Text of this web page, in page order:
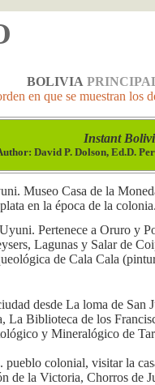
BOLIVIA
en que se muestran los
Instant
David P. Dolson, Ed.D.
Museo Casa de la
en la época de la
Pertenece a Oruro y
Lagunas y Salar de
de Cala Cala
desde La loma de San
La Biblioteca de los
y Mineralógico de
pueblo colonial, visitar la
de la Victoria, Chorros de